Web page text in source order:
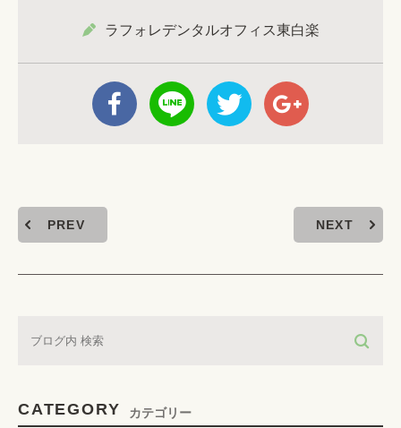
ラフォレデンタルオフィス東白楽
PREV NEXT
CATEGORY カテゴリー